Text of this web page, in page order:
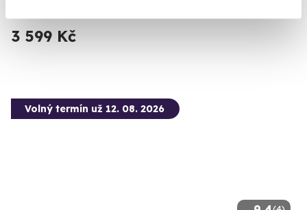
3 599 Kč
Volný termín už 12. 08. 2026